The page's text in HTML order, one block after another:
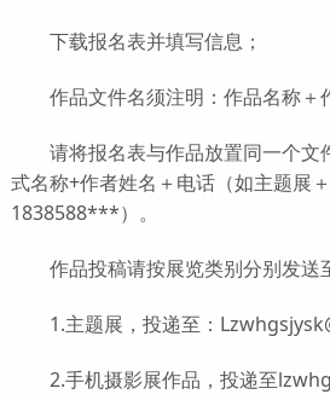
下载报名表并填写信息；
作品文件名须注明：作品名称＋
请将报名表与作品放置同一个文
式名称+作者姓名＋电话（如主题展
1838588***）。
作品投稿请按展览类别分别发送
1.主题展，投递至：
2.手机摄影展作品，投递至